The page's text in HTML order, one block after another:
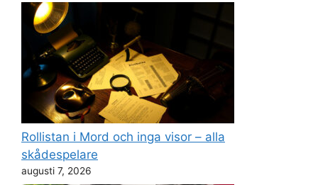
Rollistan i Mord och inga visor – alla
skådespelare
augusti 7, 2026